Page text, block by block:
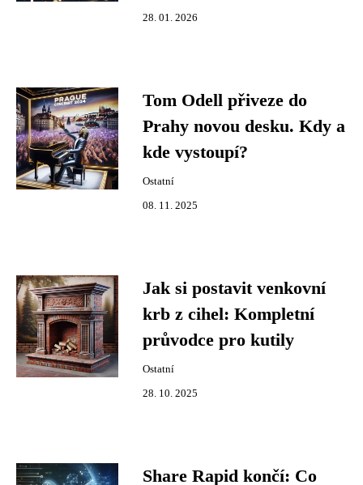
28. 01. 2026
Tom Odell přiveze do
Prahy novou desku. Kdy a
kde vystoupí?
Ostatní
08. 11. 2025
Jak si postavit venkovní
krb z cihel: Kompletní
průvodce pro kutily
Ostatní
28. 10. 2025
Share Rapid končí: Co